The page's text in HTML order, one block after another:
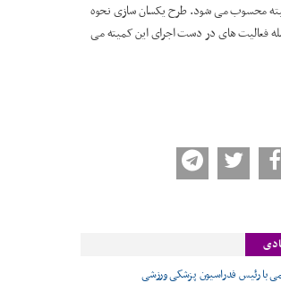
محسوب می شود. طرح یکسان سازی نحوه
فعالیت های در دست اجرای این کمیته می
با رئیس فدراسیون پزشکی ورزشی